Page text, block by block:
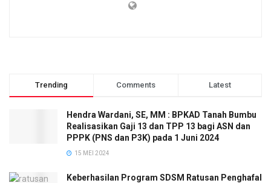
Trending Comments Latest
Hendra Wardani, SE, MM : BPKAD Tanah Bumbu
Realisasikan Gaji 13 dan TPP 13 bagi ASN dan
PPPK (PNS dan P3K) pada 1 Juni 2024
15 MEI 2024
Keberhasilan Program SDSM Ratusan Penghafal